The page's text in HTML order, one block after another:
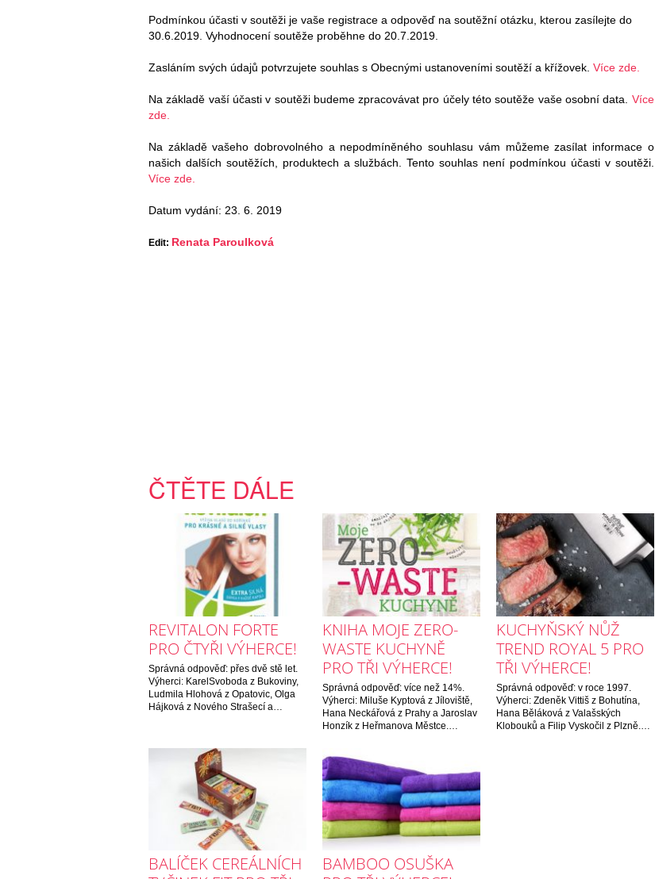
Podmínkou účasti v soutěži je vaše registrace a odpověď na soutěžní otázku, kterou zasílejte do
30.6.2019. Vyhodnocení soutěže proběhne do 20.7.2019.
Zasláním svých údajů potvrzujete souhlas s Obecnými ustanoveními soutěží a křížovek. Více zde.
Na základě vaší účasti v soutěži budeme zpracovávat pro účely této soutěže vaše osobní data. Více
zde.
Na základě vašeho dobrovolného a nepodmíněného souhlasu vám můžeme zasílat informace o
našich dalších soutěžích, produktech a službách. Tento souhlas není podmínkou účasti v soutěži.
Více zde.
Datum vydání: 23. 6. 2019
Edit: Renata Paroulková
ČTĚTE DÁLE
REVITALON FORTE
PRO ČTYŘI VÝHERCE!
Správná odpověď: přes dvě stě let.
Výherci: KarelSvoboda z Bukoviny,
Ludmila Hlohová z Opatovic, Olga
Hájková z Nového Strašecí a…
KNIHA MOJE ZERO-
WASTE KUCHYNĚ
PRO TŘI VÝHERCE!
Správná odpověď: více než 14%.
Výherci: Miluše Kyptová z Jíloviště,
Hana Neckářová z Prahy a Jaroslav
Honzík z Heřmanova Městce.…
KUCHYŇSKÝ NŮŽ
TREND ROYAL 5 PRO
TŘI VÝHERCE!
Správná odpověď: v roce 1997.
Výherci: Zdeněk Vittiš z Bohutína,
Hana Běláková z Valašských
Klobouků a Filip Vyskočil z Plzně.…
BALÍČEK CEREÁLNÍCH
BAMBOO OSUŠKA